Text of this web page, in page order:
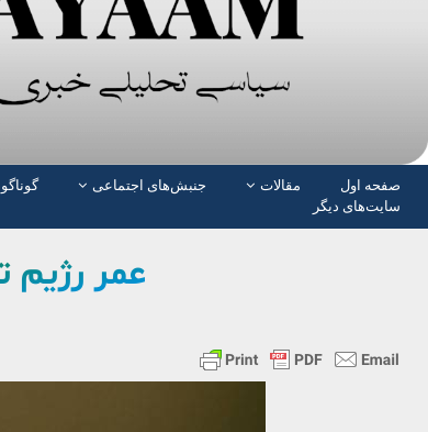
صفحە اول مقالات جنبش‌های اجتماعی
سایت‌های دیگر
عمر